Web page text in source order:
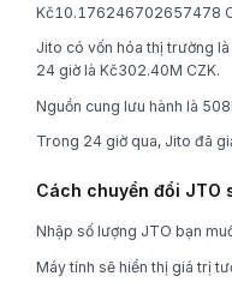
Kč10.176246702657478
Jito có vốn hóa thị trường
24 giờ là Kč302.40M CZK.
Nguồn cung lưu hành là
Trong 24 giờ qua, Jito đã
Cách chuyển đổi JTO
Nhập số lượng JTO bạn
Máy tính sẽ hiển thị giá trị